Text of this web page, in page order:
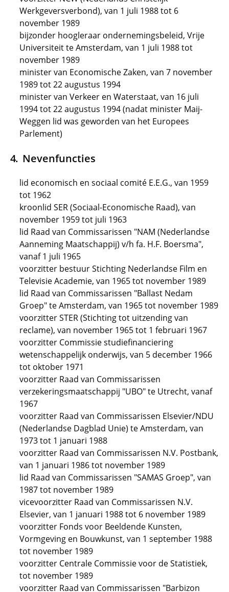
Werkgeversverbond), van 1 juli 1988 tot 6
november 1989
bijzonder hoogleraar ondernemingsbeleid, Vrije
Universiteit te Amsterdam, van 1 juli 1988 tot
november 1989
minister van Economische Zaken, van 7 november
1989 tot 22 augustus 1994
minister van Verkeer en Waterstaat, van 16 juli
1994 tot 22 augustus 1994 (nadat minister Maij-
Weggen lid was geworden van het Europees
Parlement)
Nevenfuncties
lid economisch en sociaal comité E.E.G., van 1959
tot 1962
kroonlid SER (Sociaal-Economische Raad), van
november 1959 tot juli 1963
lid Raad van Commissarissen "NAM (Nederlandse
Aanneming Maatschappij) v/h fa. H.F. Boersma",
vanaf 1 juli 1965
voorzitter bestuur Stichting Nederlandse Film en
Televisie Academie, van 1965 tot november 1989
lid Raad van Commissarissen "Ballast Nedam
Groep" te Amsterdam, van 1965 tot november 1989
voorzitter STER (Stichting tot uitzending van
reclame), van november 1965 tot 1 februari 1967
voorzitter Commissie studiefinanciering
wetenschappelijk onderwijs, van 5 december 1966
tot oktober 1971
voorzitter Raad van Commissarissen
verzekeringsmaatschappij "UBO" te Utrecht, vanaf
1967
voorzitter Raad van Commissarissen Elsevier/NDU
(Nederlandse Dagblad Unie) te Amsterdam, van
1973 tot 1 januari 1988
voorzitter Raad van Commissarissen N.V. Postbank,
van 1 januari 1986 tot november 1989
lid Raad van Commissarissen "SAMAS Groep", van
1987 tot november 1989
vicevoorzitter Raad van Commissarissen N.V.
Elsevier, van 1 januari 1988 tot 6 november 1989
voorzitter Fonds voor Beeldende Kunsten,
Vormgeving en Bouwkunst, van 1 september 1988
tot november 1989
voorzitter Centrale Commissie voor de Statistiek,
tot november 1989
voorzitter Raad van Commissarissen "Barbizon